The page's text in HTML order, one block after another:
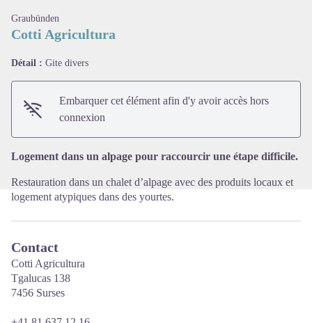
Voir l'image en plein écran
Graubünden
Cotti Agricultura
Détail : Gite divers
Embarquer cet élément afin d'y avoir accès hors
connexion
Logement dans un alpage pour raccourcir une étape difficile.
Restauration dans un chalet d’alpage avec des produits locaux et
logement atypiques dans des yourtes.
Contact
Cotti Agricultura
Tgalucas 138
7456 Surses